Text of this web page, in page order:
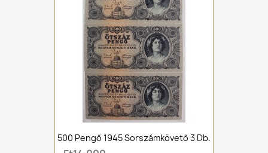
500 Pengő 1945 Sorszámkövető 3 Db.